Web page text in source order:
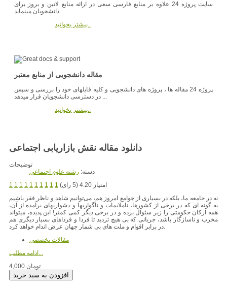
سایت پروژه 24 علاوه بر منابع فارسی سعی در ارائه منابع لاتین و بروز برای
دانشجویان مینماید
بیشتر بخوانید..
مقاله دانشجویی از منابع معتبر
پروژه 24 مقاله ها ، پروژه های دانشجویی و کلیه فایلهای خود را بررسی و سپس
در دسترسی دانشجویان قرار میدهد ...
بیشتر بخوانید..
توضیحات
دسته: رشته علوم اجتماعي
1 1 1 1 1 1 1 1 1 1
امتیاز 4.20 (5 رای)
نه در جامعه ما، بلکه در بسیاری از جوامع امروز هم، می‌توانیم شاهد و ناظر فقر باشیم
به گونه ای که در برخی از کشورها، ناملایمات و ناگواریها و دشواریهای برآمده از آن،
همه ارکان حکومتی را زیر سئوال برده و در برخی دیگر کمی کمتر! این پدیده، میتواند
مخرب و ناسازگار باشد، جریانی که بی هیچ تردید تا فردا و فرداهای بسیار دیگری هم
در برابر اقوام و ملت های بی شمار جهان عرض اندام خواهد کرد.
مقالات تخصصي
ادامه مطلب...
4,000 تومان